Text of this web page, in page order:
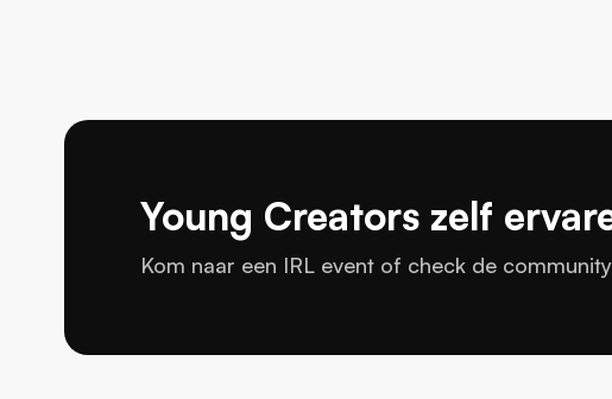
Young Creators zelf
Kom naar een IRL event of check de